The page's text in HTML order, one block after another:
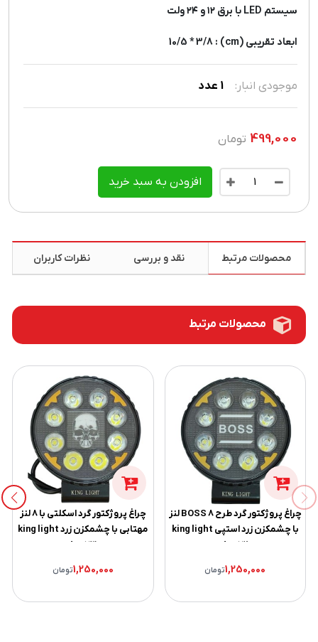
سیستم LED با برق ۱۲ و ۲۴ ولت
ابعاد تقریبی (cm) : 10/5 * 3/8
موجودی انبار: 1 عدد
499,000 تومان
افزودن به سبد خرید
محصولات مرتبط نقد و بررسی نظرات کاربران
محصولات مرتبط
چراغ پروژکتور گرد طرح BOSS ۸ لنز
با چشمکزن زرد استپی king light
80072
1,250,000تومان
چراغ پروژکتور گرد اسکلتی با ۸ لنز
مهتابی با چشمکزن زرد king light
80073
1,250,000تومان